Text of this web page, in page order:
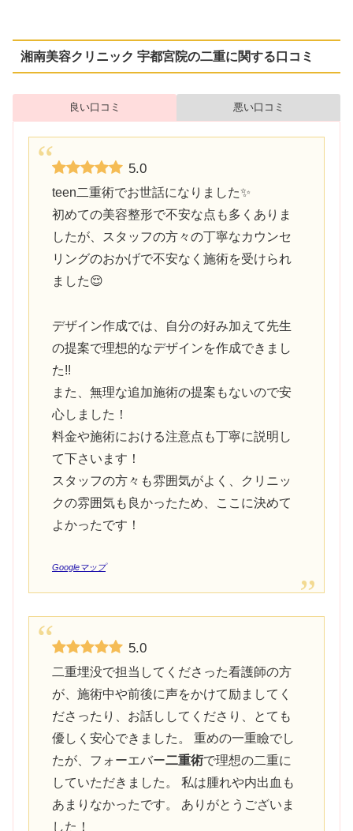
湘南美容クリニック 宇都宮院の二重に関する口コミ
良い口コミ 悪い口コミ
5.0
teen二重術でお世話になりました✨️
初めての美容整形で不安な点も多くありま
したが、スタッフの方々の丁寧なカウンセ
リングのおかげで不安なく施術を受けられ
ました😌
デザイン作成では、自分の好み加えて先生
の提案で理想的なデザインを作成できまし
た!!
また、無理な追加施術の提案もないので安
心しました！
料金や施術における注意点も丁寧に説明し
て下さいます！
スタッフの方々も雰囲気がよく、クリニッ
クの雰囲気も良かったため、ここに決めて
よかったです！
Googleマップ
5.0
二重埋没で担当してくださった看護師の方
が、施術中や前後に声をかけて励ましてく
ださったり、お話ししてくださり、とても
優しく安心できました。 重めの一重瞼でし
たが、フォーエバー二重術で理想の二重に
していただきました。 私は腫れや内出血も
あまりなかったです。 ありがとうございま
した！